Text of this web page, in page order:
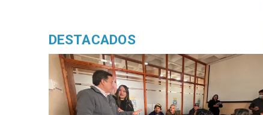
DESTACADOS